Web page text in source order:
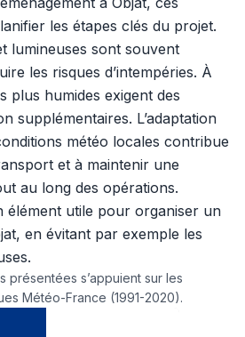
les étapes clés du projet.
lumineuses sont souvent
les risques d’intempéries. À
plus humides exigent des
supplémentaires. L’adaptation
météo locales contribue
et à maintenir une
au long des opérations.
élément utile pour organiser un
en évitant par exemple les
présentées s’appuient sur les
Météo-France (1991-2020).